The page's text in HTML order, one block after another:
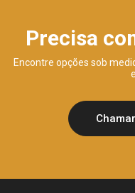
Precisa
Encontre opções sob